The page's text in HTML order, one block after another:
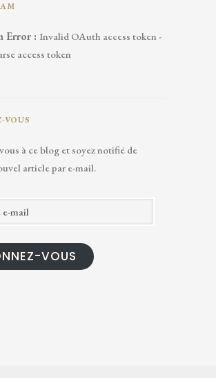
Error : Invalid OAuth access token -
access token
VOUS
à ce blog et soyez notifié de
article par e-mail.
VOUS